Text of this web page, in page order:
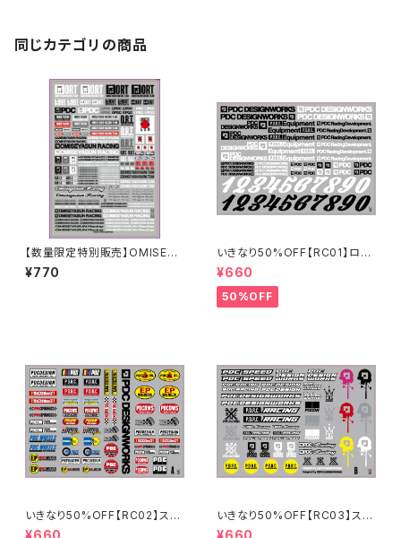
同じカテゴリの商品
【数量限定特別販売】OMISEYA
SUN [ ORT ]ステッカーシート
¥770
いきなり50%OFF【RC01】ロゴ
ステッカー2024
¥660
50%OFF
いきなり50%OFF【RC02】スポ
ンサーステッカーA 2024
¥660
いきなり50%OFF【RC03】スポ
ンサーステッカーB 2024
¥660